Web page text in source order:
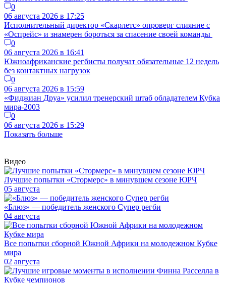
0
06 августа 2026 в 17:25
Исполнительный директор «Скарлетс» опроверг слияние с
«Оспрейс» и знамерен бороться за спасение своей команды
0
06 августа 2026 в 16:41
Южноафриканские регбисты получат обязательные 12 недель
без контактных нагрузок
0
06 августа 2026 в 15:59
«Фиджиан Друа» усилил тренерский штаб обладателем Кубка
мира-2003
0
06 августа 2026 в 15:29
Показать больше
Видео
Лучшие попытки «Стормерс» в минувшем сезоне ЮРЧ
05 августа
«Блюз» — победитель женского Супер регби
04 августа
Все попытки сборной Южной Африки на молодежном Кубке
мира
02 августа